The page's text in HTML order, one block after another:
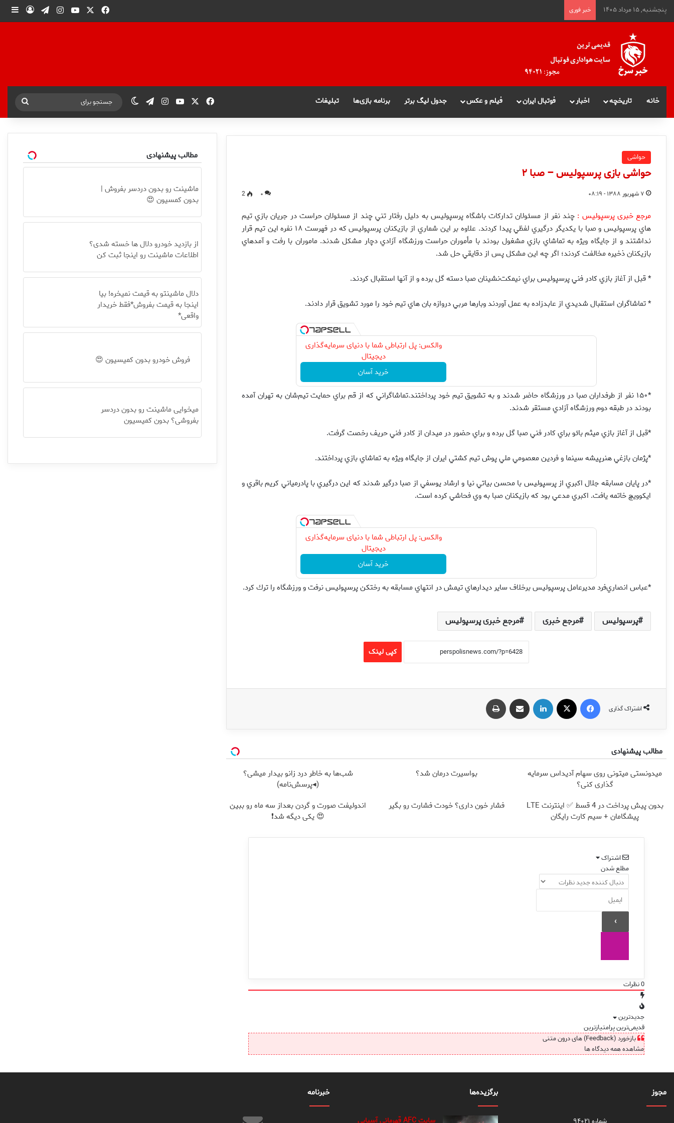
پنجشنبه, ۱۵ مرداد ۱۴۰۵ خبر فوری فیس بوکیوتیوباینستاگرام
تلگرامورود
خانه تاریخچه اخبار فوتبال ایران فیلم و عکس جدول لیگ برتر برنامه بازی‌ها تبلیغات فیس بوکیوتیوباینستاگرام
تلگرامتغییر پوسته
جستجو
برای
حواشی
حواشی بازی پرسپولیس – صبا ۲
۷ شهریور ۱۳۸۸ - ۰۸:۱۹ ۰ 2
مرجع خبری پرسپولیس : چند نفر از مسئولان تداركات باشگاه پرسپوليس به دليل رفتار تني چند از مسئولان حراست در جريان بازي تيم
هاي پرسپوليس و صبا با يكديگر درگيري لفظي پيدا كردند. علاوه بر اين شماري از بازيكنان پرسپوليس كه در فهرست ۱۸ نفره اين تيم قرار
نداشتند و از جايگاه ويژه به تماشاي بازي مشغول بودند با مأموران حراست ورزشگاه آزادي دچار مشكل شدند. ماموران با رفت و آمدهاي
بازيكنان ذخيره مخالفت كردند؛ اگر چه اين مشكل پس از دقايقي حل شد.
* قبل از آغاز بازي كادر فني پرسپوليس براي نيمكت‌نشينان صبا دسته گل برده و از آنها استقبال كردند.
* تماشاگران استقبال شديدي از عابدزاده به عمل آوردند وبارها مربي دروازه بان هاي تيم خود را مورد تشويق قرار دادند.
والکس: پل ارتباطی شما با دنیای سرمایه‌گذاری
دیجیتال
خرید آسان
*۱۵۰ نفر از طرفداران صبا در ورزشگاه حاضر شدند و به تشويق تيم خود پرداختند.تماشاگراني كه از قم براي حمايت تيم‌شان به تهران آمده
بودند در طبقه دوم ورزشگاه آزادي مستقر شدند.
*قبل از آغاز بازي ميثم بائو براي كادر فني صبا گل برده و براي حضور در ميدان از كادر فني حريف رخصت گرفت.
*پژمان بازغي هنرپيشه سينما و فردين معصومي ملي پوش تيم كشتي ايران از جايگاه ويژه به تماشاي بازي پرداختند.
*در پايان مسابقه جلال اكبري از پرسپوليس با محسن بياتي نيا و ارشاد يوسفي از صبا درگير شدند كه اين درگيري با پادرمياني كريم باقري و
ايكوويچ خاتمه يافت. اكبري مدعي بود كه بازيكنان صبا به وي فحاشي كرده است.
والکس: پل ارتباطی شما با دنیای سرمایه‌گذاری
دیجیتال
خرید آسان
*عباس انصاري‌فرد مديرعامل پرسپوليس برخلاف ساير ديدارهاي تيمش در انتهاي مسابقه به رختكن پرسپوليس نرفت و ورزشگاه را ترك كرد.
پرسپولیس مرجع خبری مرجع خبری پرسپولیس
کپی لینک
اشتراک گذاری
فیس بوک لینکدین اشتراک گذاری از طریق ایمیل
مطالب پیشنهادی
میدونستی میتونی روی سهام آدیداس سرمایه
گذاری کنی؟
بواسیرت درمان شد؟
شب‌ها به خاطر درد زانو بیدار میشی؟
(◂پرسش‌نامه)
بدون پیش پرداخت در 4 قسط ✅ اینترنت LTE
پیشگامان + سیم کارت رایگان
فشار خون داری؟ خودت فشارت رو بگیر
اندولیفت صورت و گردن بعداز سه ماه رو ببین
😍 یکی دیگه شد❗
اشتراک
مطلع شدن
0نظرات
جدیدترین
قدیمی‌ترینپرامتیازترین
بازخورد (Feedback) های درون متنی
مشاهده همه دیدگاه ها
مطالب پیشنهادی
ماشینت رو بدون دردسر بفروش |
بدون کمسیون 😍
از بازدید خودرو دلال ها خسته شدی؟
اطلاعات ماشینت رو اینجا ثبت کن
دلال ماشینتو به قیمت نمیخره! بیا
اینجا به قیمت بفروش*فقط خریدار
واقعی*
فروش خودرو بدون کمیسیون 😍
میخوایی ماشینت رو بدون دردسر
بفروشی؟ بدون کمیسیون
مجوز برگزیده‌ها خبرنامه